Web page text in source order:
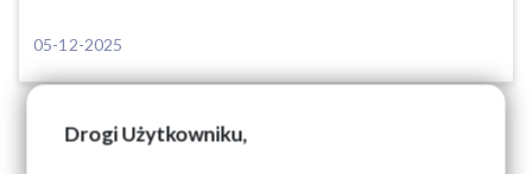
Drogi Użytkowniku,
05-12-2025